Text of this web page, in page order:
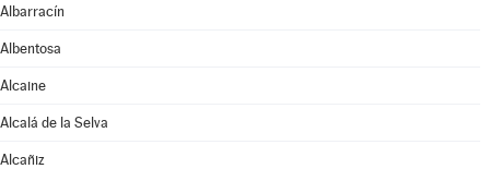
Albarracín
Albentosa
Alcaine
Alcalá de la Selva
Alcañiz